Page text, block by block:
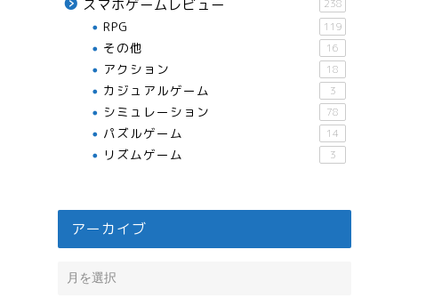
スマホゲームレビュー 238
RPG 119
その他 16
アクション 18
カジュアルゲーム 3
シミュレーション 78
パズルゲーム 14
リズムゲーム 3
アーカイブ